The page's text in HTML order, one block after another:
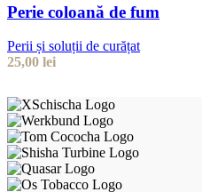
Perie coloană de fum
Perii și soluții de curățat
25,00 lei